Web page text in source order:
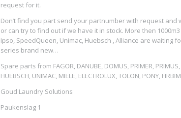
request for it.
Don’t find you part send your partnumber with request and
or can try to find out if we have it in stock. More then
Ipso, SpeedQueen, Unimac, Huebsch , Alliance are waiting
series brand new…
Spare parts from FAGOR, DANUBE, DOMUS, PRIMER, PRIMUS,
HUEBSCH, UNIMAC, MIELE, ELECTROLUX, TOLON, PONY,
Goud Laundry Solutions
Paukenslag 1